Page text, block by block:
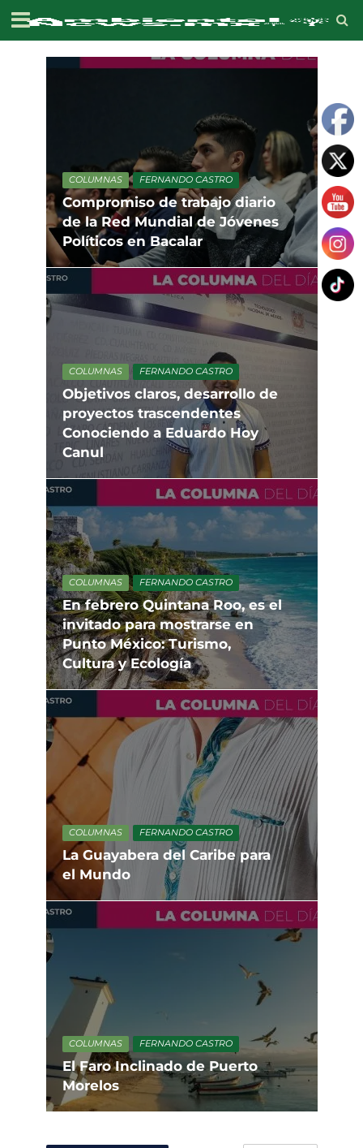
COLUMNAS FERNANDO CASTRO
Compromiso de trabajo diario
de la Red Mundial de Jóvenes
Políticos en Bacalar
COLUMNAS FERNANDO CASTRO
Objetivos claros, desarrollo de
proyectos trascendentes
Conociendo a Eduardo Hoy
Canul
COLUMNAS FERNANDO CASTRO
En febrero Quintana Roo, es el
invitado para mostrarse en
Punto México: Turismo,
Cultura y Ecología
COLUMNAS FERNANDO CASTRO
La Guayabera del Caribe para
el Mundo
COLUMNAS FERNANDO CASTRO
El Faro Inclinado de Puerto
Morelos